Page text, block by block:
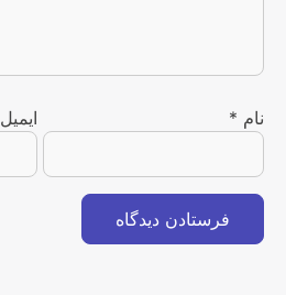
نام * ایمیل